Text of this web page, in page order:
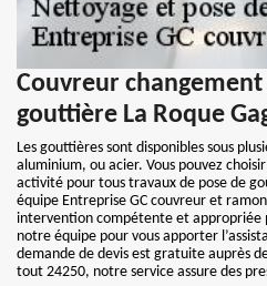
Couvreur
gouttière La Roque
Les gouttières sont disponibles sous
aluminium, ou acier. Vous pouvez
activité pour tous travaux de pose de
équipe Entreprise GC couvreur et
intervention compétente et appropriée
notre équipe pour vous apporter
demande de devis est gratuite auprès
tout 24250, notre service assure des